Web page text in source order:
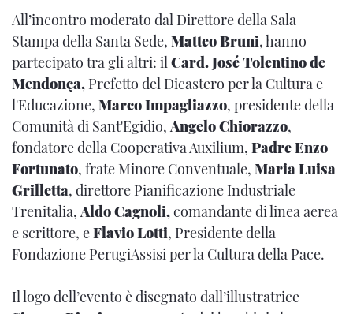
All’incontro moderato dal Direttore della Sala
Stampa della Santa Sede, Matteo Bruni, hanno
partecipato tra gli altri: ilCard. José Tolentino de
Mendonça, Prefetto del Dicastero per la Cultura e
l'Educazione, Marco Impagliazzo, presidente della
Comunità di Sant'Egidio,Angelo Chiorazzo,
fondatore della Cooperativa Auxilium, Padre Enzo
Fortunato, frate Minore Conventuale, Maria Luisa
Grilletta, direttore Pianificazione Industriale
Trenitalia,Aldo Cagnoli,comandante di linea aerea
e scrittore, eFlavio Lotti, Presidente della
Fondazione PerugiAssisi per la Cultura della Pace.
Il logo dell’evento è disegnato dall’illustratrice